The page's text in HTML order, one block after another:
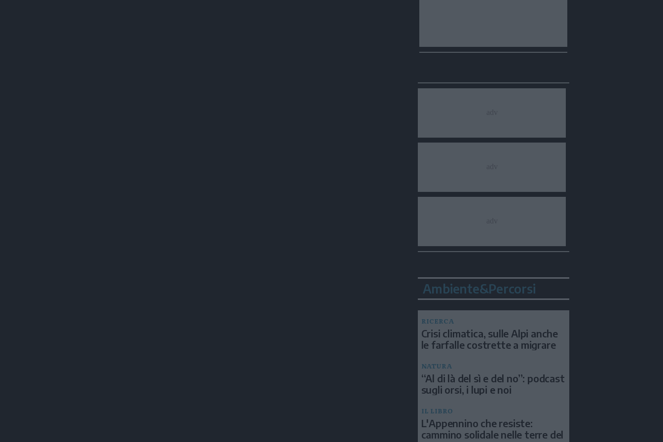
Ambiente&Percorsi
RICERCA
Crisi climatica, sulle Alpi anche
le farfalle costrette a migrare
NATURA
“Al di là del sì e del no”: podcast
sugli orsi, i lupi e noi
IL LIBRO
L'Appennino che resiste:
cammino solidale nelle terre del